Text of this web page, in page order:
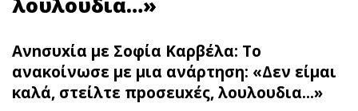
Ανnσυxία με Σοφία Καρβέλα: Το
ανακοίνωσε με μια ανάρτηση: «Δεν είμαι
καλά, στείλτε πpoσεuxές, λουλουδια...»